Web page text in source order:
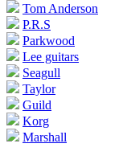
Tom Anderson
P.R.S
Parkwood
Lee guitars
Seagull
Taylor
Guild
Korg
Marshall